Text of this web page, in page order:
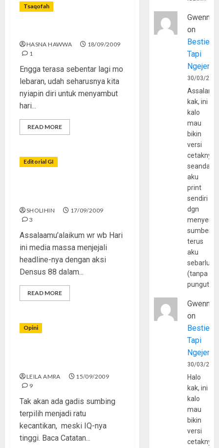
Tsaqofah
HASNA HAWWA
18/09/2009
1
Engga terasa sebentar lagi mo
lebaran, udah seharusnya kita
nyiapin diri untuk menyambut
hari...
READ MORE
Editorial GI
SHOLIHIN
17/09/2009
3
Assalaamu’alaikum wr wb Hari
ini media massa menjejali
headline-nya dengan aksi
Densus 88 dalam...
READ MORE
Opini
LEILA AMRA
15/09/2009
9
Tak akan ada gadis sumbing
terpilih menjadi ratu
kecantikan, meski IQ-nya
tinggi. Baca Catatan...
Gwenny
on
Bestie
Tapi
30/03/
kak, ini
kalo
mau
bikin
versi
cetaknya
aku
print
sendiri
dgn
sumber
terus
aku
(tanpa
Gwenny
on
Bestie
Tapi
30/03/
Halo
kak, ini
kalo
mau
bikin
versi
cetaknya